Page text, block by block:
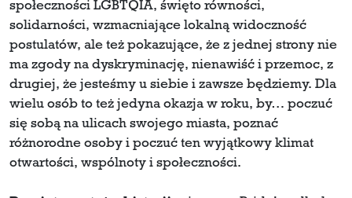
społeczności LGBTQIA, święto równości,
solidarności, wzmacniające lokalną widoczność
postulatów, ale też pokazujące, że z jednej strony nie
ma zgody na dyskryminację, nienawiść i przemoc, z
drugiej, że jesteśmy u siebie i zawsze będziemy. Dla
wielu osób to też jedyna okazja w roku, by… poczuć
się sobą na ulicach swojego miasta, poznać
różnorodne osoby i poczuć ten wyjątkowy klimat
otwartości, wspólnoty i społeczności.